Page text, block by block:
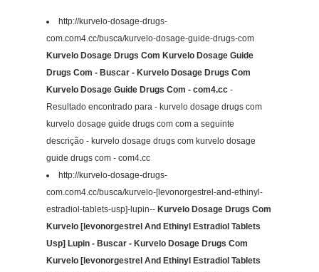
http://kurvelo-dosage-drugs-
com.com4.cc/busca/kurvelo-dosage-guide-drugs-com
Kurvelo Dosage Drugs Com Kurvelo Dosage Guide
Drugs Com - Buscar - Kurvelo Dosage Drugs Com
Kurvelo Dosage Guide Drugs Com - com4.cc -
Resultado encontrado para - kurvelo dosage drugs com
kurvelo dosage guide drugs com com a seguinte
descrição - kurvelo dosage drugs com kurvelo dosage
guide drugs com - com4.cc
http://kurvelo-dosage-drugs-
com.com4.cc/busca/kurvelo-[levonorgestrel-and-ethinyl-
estradiol-tablets-usp]-lupin-- Kurvelo Dosage Drugs Com
Kurvelo [levonorgestrel And Ethinyl Estradiol Tablets
Usp] Lupin - Buscar - Kurvelo Dosage Drugs Com
Kurvelo [levonorgestrel And Ethinyl Estradiol Tablets